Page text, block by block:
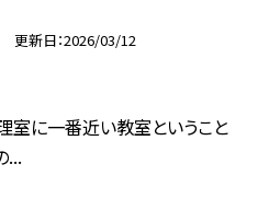
更新日 2026/03/12
室に一番近い教室ということ
...